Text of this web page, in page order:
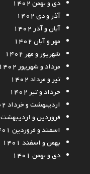
دی و بهمن ۱۴۰۲
آذر و دی ۱۴۰۲
آبان و آذر ۱۴۰۲
مهر و آبان ۱۴۰۲
شهریور و مهر ۱۴۰۲
مرداد و شهریور ۱۴۰۲
تیر و مرداد ۱۴۰۲
خرداد و تیر ۱۴۰۲
اردیبهشت و خرداد ۱۴۰۲
فروردین و اردیبهشت ۱۴۰۲
اسفند و فروردین ۱۴۰۱
بهمن و اسفند ۱۴۰۱
دی و بهمن ۱۴۰۱